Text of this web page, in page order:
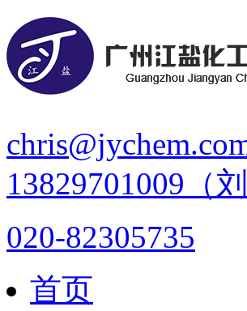
13829701009（
020-82305735
首页